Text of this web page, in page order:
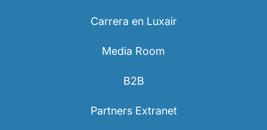
Carrera en Luxair
Media Room
B2B
Partners Extranet